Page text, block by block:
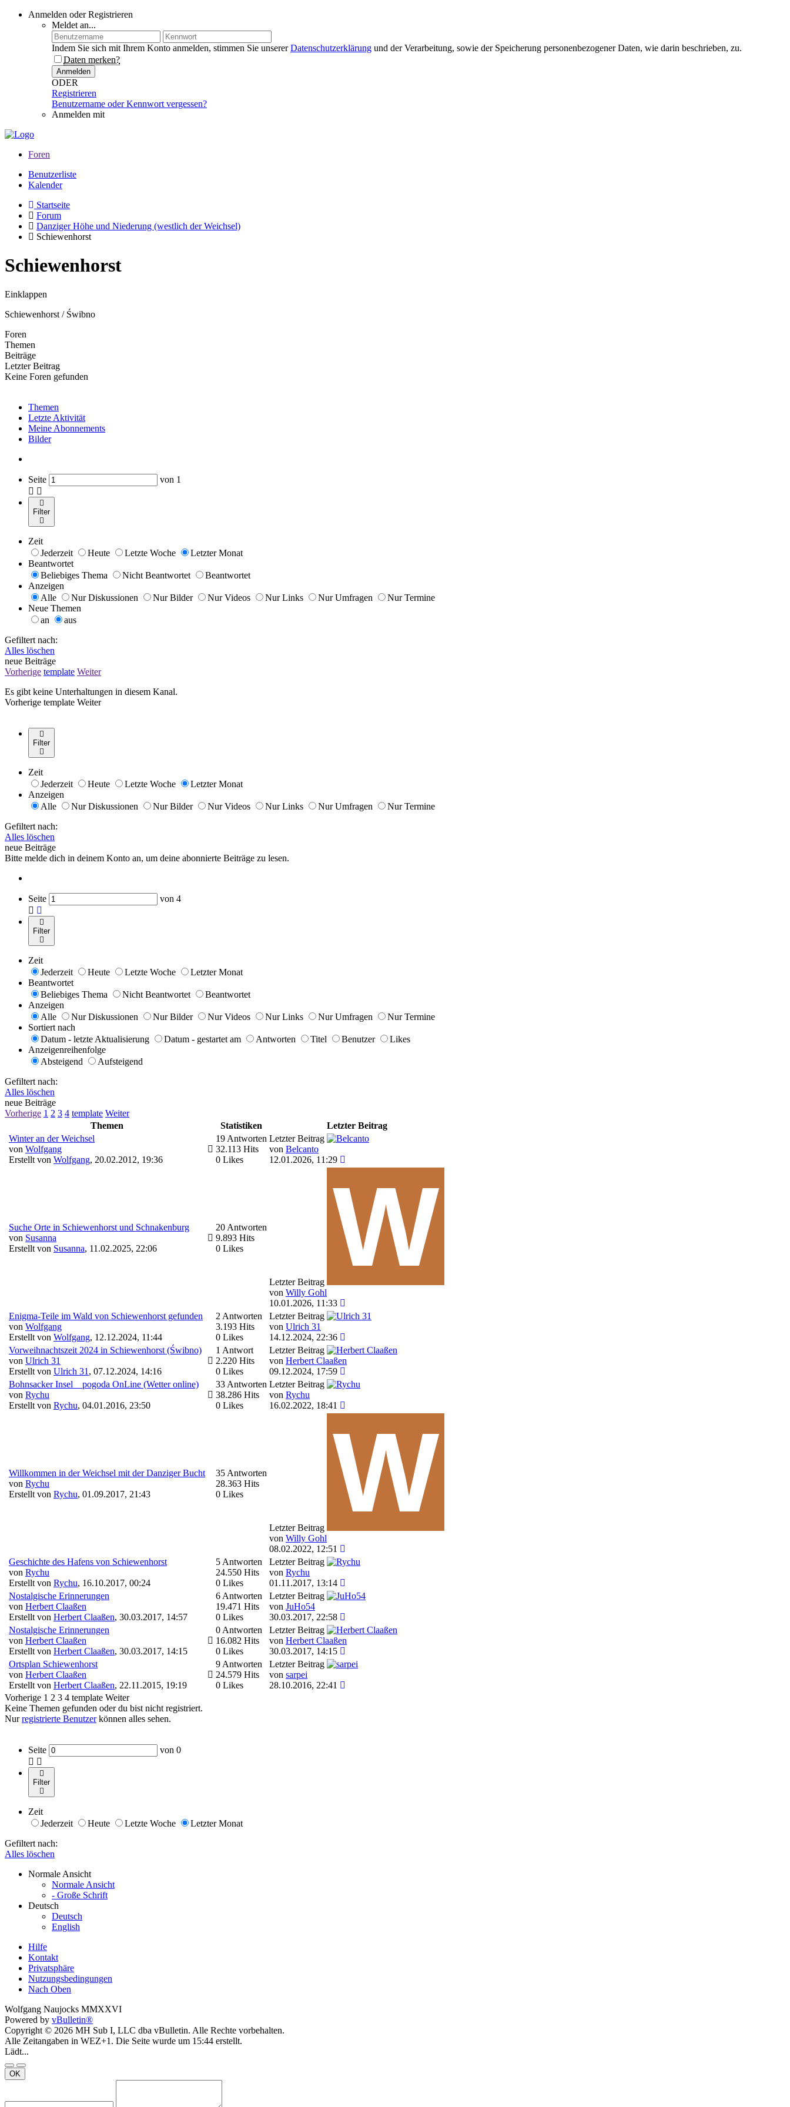
Anmelden oder Registrieren
Meldet an...
Indem Sie sich mit Ihrem Konto anmelden, stimmen Sie unsererDatenschutzerklärung und der Verarbeitung, sowie der Speicherung personenbezogener Daten, wie darin beschrieben, zu.
Daten merken?
Anmelden
ODER
Registrieren
Benutzername oder Kennwort vergessen?
Anmelden mit
Foren
Benutzerliste
Kalender
Startseite
Forum
Danziger Höhe und Niederung (westlich der Weichsel)
Schiewenhorst
Schiewenhorst
Einklappen
Schiewenhorst / Świbno
Foren
Themen
Beiträge
Letzter Beitrag
Keine Foren gefunden
Themen
Letzte Aktivität
Meine Abonnements
Bilder
Seite von 1
Filter
Zeit
Jederzeit
Heute Letzte Woche
Letzter Monat
Beantwortet
Beliebiges Thema
Nicht Beantwortet
Beantwortet
Anzeigen
Alle
Nur Diskussionen Nur Bilder Nur Videos Nur Links Nur Umfragen
Nur Termine
Neue Themen
an
aus
Gefiltert nach:
Alles löschen
neue Beiträge
Vorherige template Weiter
Es gibt keine Unterhaltungen in diesem Kanal.
Vorherige template Weiter
Filter
Zeit
Jederzeit
Heute Letzte Woche
Letzter Monat
Anzeigen
Alle
Nur Diskussionen Nur Bilder Nur Videos Nur Links Nur Umfragen
Nur Termine
Gefiltert nach:
Alles löschen
neue Beiträge
Bitte melde dich in deinem Konto an, um deine abonnierte Beiträge zu lesen.
Seite von 4
Filter
Zeit
Jederzeit
Heute Letzte Woche
Letzter Monat
Beantwortet
Beliebiges Thema
Nicht Beantwortet
Beantwortet
Anzeigen
Alle
Nur Diskussionen Nur Bilder Nur Videos Nur Links Nur Umfragen
Nur Termine
Sortiert nach
Datum - letzte Aktualisierung
Datum - gestartet am Antworten Titel Benutzer
Likes
Anzeigenreihenfolge
Absteigend
Aufsteigend
Gefiltert nach:
Alles löschen
neue Beiträge
Vorherige 1 2 3 4 template Weiter
Themen
Statistiken
Letzter Beitrag
Winter an der Weichsel
von Wolfgang
Erstellt von Wolfgang, 20.02.2012, 19:36
19 Antworten
32.113 Hits
0 Likes
Letzter Beitrag
von Belcanto
12.01.2026, 11:29
Suche Orte in Schiewenhorst und Schnakenburg
von Susanna
Erstellt von Susanna, 11.02.2025, 22:06
20 Antworten
9.893 Hits
0 Likes
Letzter Beitrag
von Willy Gohl
10.01.2026, 11:33
Enigma-Teile im Wald von Schiewenhorst gefunden
von Wolfgang
Erstellt von Wolfgang, 12.12.2024, 11:44
2 Antworten
3.193 Hits
0 Likes
Letzter Beitrag
von Ulrich 31
14.12.2024, 22:36
Vorweihnachtszeit 2024 in Schiewenhorst (Świbno)
von Ulrich 31
Erstellt von Ulrich 31 , 07.12.2024, 14:16
1 Antwort
2.220 Hits
0 Likes
Letzter Beitrag
von Herbert Claaßen
09.12.2024, 17:59
Bohnsacker Insel _ pogoda OnLine (Wetter online)
von Rychu
Erstellt von Rychu, 04.01.2016, 23:50
33 Antworten
38.286 Hits
0 Likes
Letzter Beitrag
von Rychu
16.02.2022, 18:41
Willkommen in der Weichsel mit der Danziger Bucht
von Rychu
Erstellt von Rychu, 01.09.2017, 21:43
35 Antworten
28.363 Hits
0 Likes
Letzter Beitrag
von Willy Gohl
08.02.2022, 12:51
Geschichte des Hafens von Schiewenhorst
von Rychu
Erstellt von Rychu, 16.10.2017, 00:24
5 Antworten
24.550 Hits
0 Likes
Letzter Beitrag
von Rychu
01.11.2017, 13:14
Nostalgische Erinnerungen
von Herbert Claaßen
Erstellt von Herbert Claaßen, 30.03.2017, 14:57
6 Antworten
19.471 Hits
0 Likes
Letzter Beitrag
von JuHo54
30.03.2017, 22:58
Nostalgische Erinnerungen
von Herbert Claaßen
Erstellt von Herbert Claaßen, 30.03.2017, 14:15
0 Antworten
16.082 Hits
0 Likes
Letzter Beitrag
von Herbert Claaßen
30.03.2017, 14:15
Ortsplan Schiewenhorst
von Herbert Claaßen
Erstellt von Herbert Claaßen, 22.11.2015, 19:19
9 Antworten
24.579 Hits
0 Likes
Letzter Beitrag
von sarpei
28.10.2016, 22:41
Vorherige 1 2 3 4 template Weiter
Keine Themen gefunden oder du bist nicht registriert.
Nurregistrierte Benutzerkönnen alles sehen.
Seite von 0
Filter
Zeit
Jederzeit
Heute Letzte Woche
Letzter Monat
Gefiltert nach:
Alles löschen
Normale Ansicht
Normale Ansicht
- Große Schrift
Deutsch
Deutsch
English
Hilfe
Kontakt
Privatsphäre
Nutzungsbedingungen
Nach Oben
Wolfgang Naujocks MMXXVI
Powered by vBulletin®
Copyright © 2026 MH Sub I, LLC dba vBulletin. Alle Rechte vorbehalten.
Alle Zeitangaben in WEZ+1. Die Seite wurde um 15:44 erstellt.
Lädt...
OK